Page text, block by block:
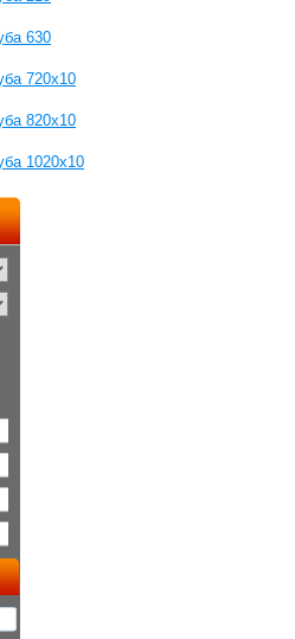
630
720х10
820х10
1020х10